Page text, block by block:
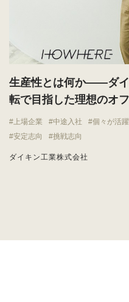
生産性とは何か——ダ
転で目指した理想のオ
上場企業 中途入社 個々が活躍
安定志向
挑戦志向
ダイキン工業株式会社